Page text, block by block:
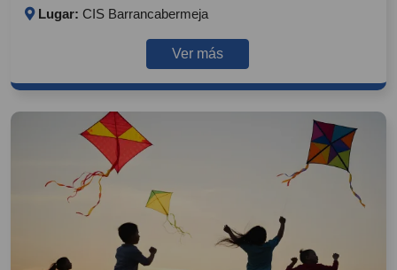
Lugar: CIS Barrancabermeja
Ver más